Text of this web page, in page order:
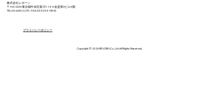
株式会社レボーン
〒104-0033 東京都中央区新川1-14-5金盃第3ビル4階
TEL:03-6690-0275 / FAX:03-5244-9896
プライバシーポリシー
Copyright © 2026 REVORN Co., Ltd All Rights Reserved.